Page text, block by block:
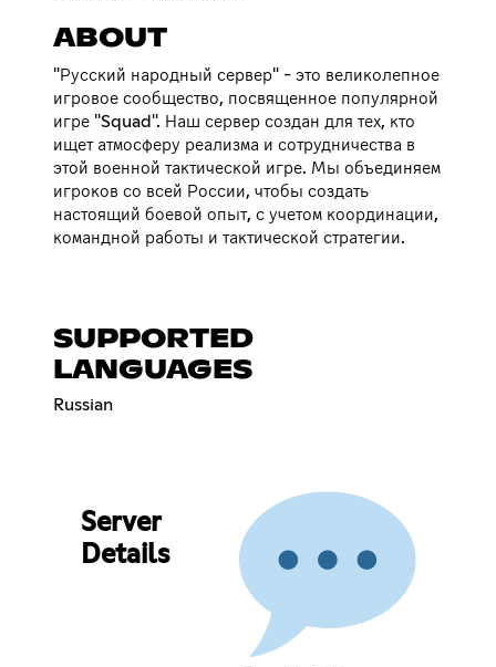
ABOUT
"Русский народный сервер" - это великолепное
игровое сообщество, посвященное популярной
игре "Squad". Наш сервер создан для тех, кто
ищет атмосферу реализма и сотрудничества в
этой военной тактической игре. Мы объединяем
игроков со всей России, чтобы создать
настоящий боевой опыт, с учетом координации,
командной работы и тактической стратегии.
SUPPORTED
LANGUAGES
Russian
Server
Details